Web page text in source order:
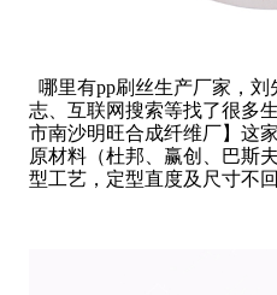
哪里有pp刷丝生产厂家，
志、互联网搜索等找了很多
市南沙明旺合成纤维厂】这
原材料（杜邦、赢创、巴斯
型工艺，定型直度及尺寸不